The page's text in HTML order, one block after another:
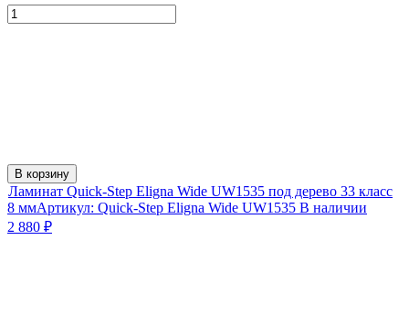
В корзину
Ламинат Quick-Step Eligna Wide UW1535 под дерево 33 класс
8 ммАртикул: Quick-Step Eligna Wide UW1535 В наличии
2 880 ₽